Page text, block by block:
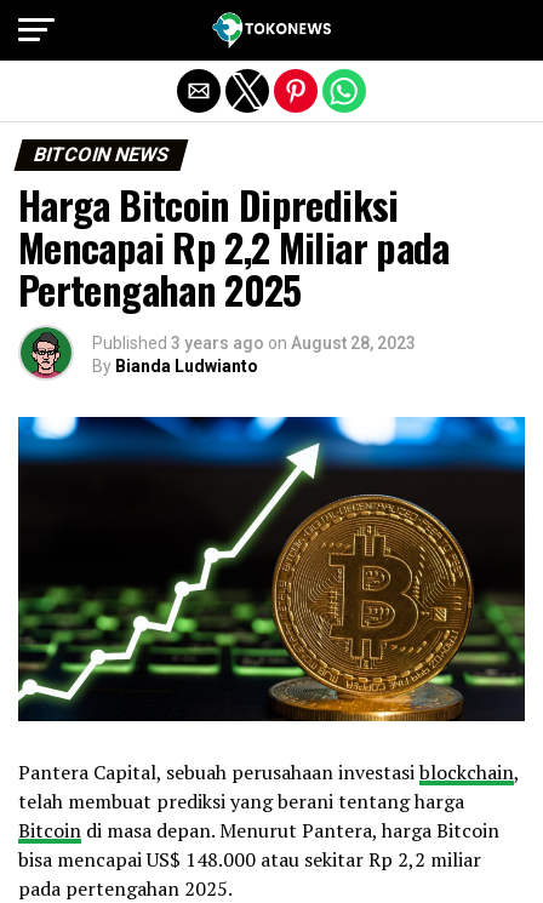
BITCOIN NEWS
Harga Bitcoin Diprediksi
Mencapai Rp 2,2 Miliar pada
Pertengahan 2025
Published 3 years ago on August 28, 2023
By Bianda Ludwianto
Pantera Capital, sebuah perusahaan investasiblockchain,
telah membuat prediksi yang berani tentang harga
Bitcoin di masa depan. Menurut Pantera, harga Bitcoin
bisa mencapai US$ 148.000 atau sekitar Rp 2,2 miliar
pada pertengahan 2025.
Exit mobile version